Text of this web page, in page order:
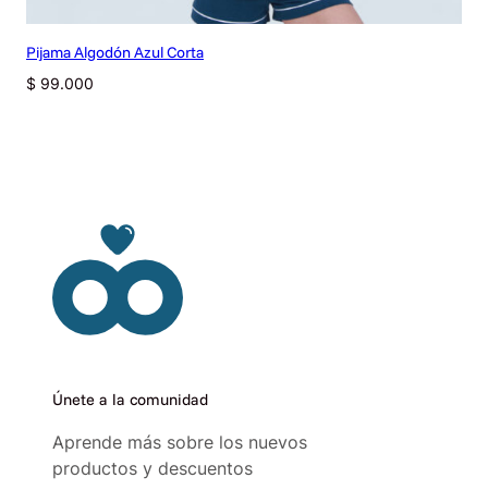
Pijama Algodón Azul Corta
$ 99.000
Únete a la comunidad
Aprende más sobre los nuevos
productos y descuentos